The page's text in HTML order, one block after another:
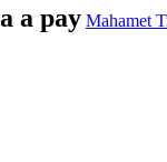
a pay Mahamet